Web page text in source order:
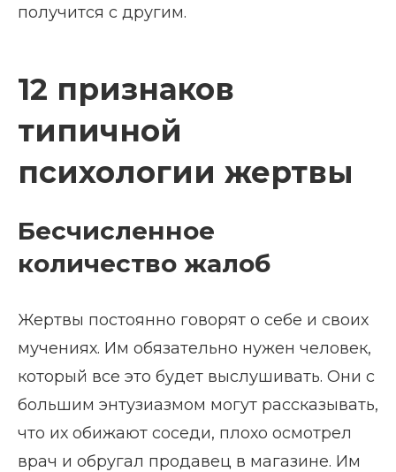
получится с другим.
12 признаков
типичной
психологии жертвы
Бесчисленное
количество жалоб
Жертвы постоянно говорят о себе и своих
мучениях. Им обязательно нужен человек,
который все это будет выслушивать. Они с
большим энтузиазмом могут рассказывать,
что их обижают соседи, плохо осмотрел
врач и обругал продавец в магазине. Им